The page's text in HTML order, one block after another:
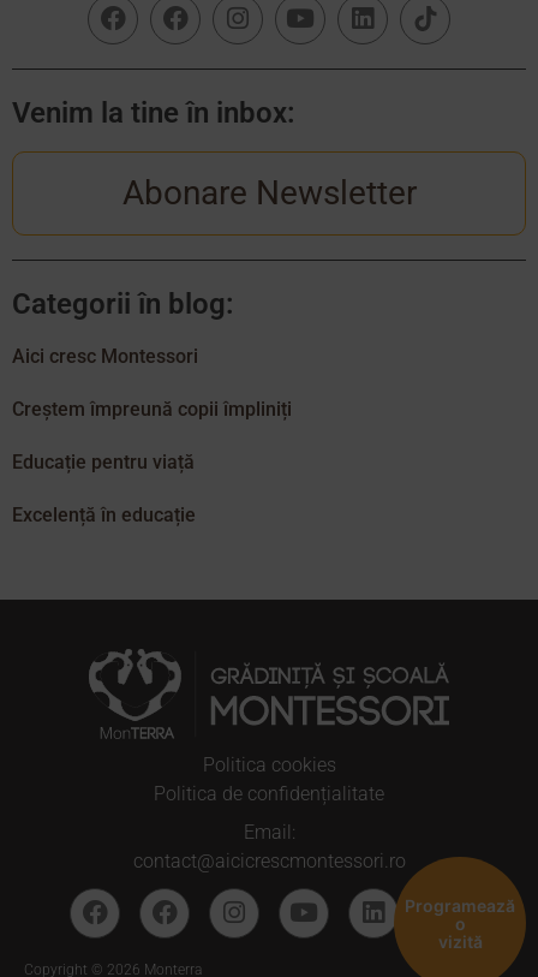
Venim la tine în inbox:
Abonare Newsletter
Categorii în blog:
Aici cresc Montessori
Creștem împreună copii împliniți
Educație pentru viață
Excelență în educație
Politica cookies
Politica de confidențialitate
Email:
contact@aicicrescmontessori.ro
Copyright © 2026 Monterra
Programează
o
vizită